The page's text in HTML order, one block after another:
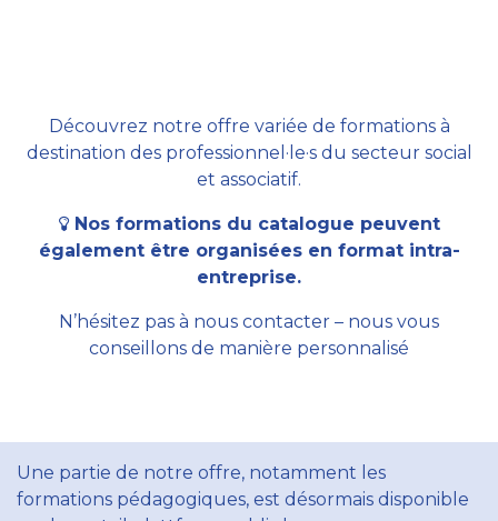
Découvrez notre offre variée de formations à
destination des professionnel·le·s du secteur social
et associatif.
Nos formations du catalogue peuvent
également être organisées en format intra-
entreprise.
N’hésitez pas à nous contacter – nous vous
conseillons de manière personnalisé
Une partie de notre offre, notamment les
formations pédagogiques, est désormais disponible